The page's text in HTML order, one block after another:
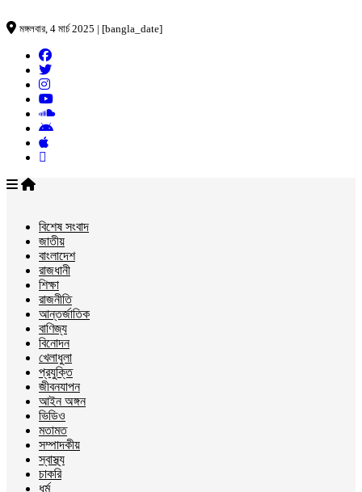
মঙ্গলবার, 4 মার্চ 2025 | [bangla_date]
বিশেষ সংবাদ
জাতীয়
বাংলাদেশ
রাজধানী
শিক্ষা
রাজনীতি
আন্তর্জাতিক
বাণিজ্য
বিনোদন
খেলাধুলা
প্রযুক্তি
জীবনযাপন
আইন অঙ্গন
ভিডিও
মতামত
সম্পাদকীয়
স্বাস্থ্য
চাকরি
ধর্ম